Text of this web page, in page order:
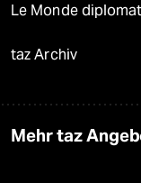
Le Monde
taz Archiv
Mehr taz